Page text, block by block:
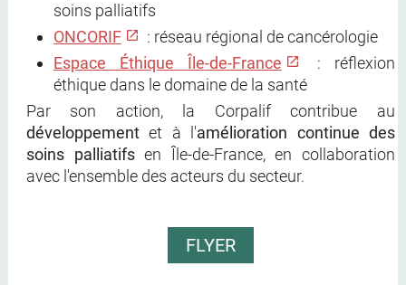
soins palliatifs
ONCORIF
: réseau régional de cancérologie
Espace Éthique Île-de-France
: réflexion
éthique dans le domaine de la santé
Par son action, la Corpalif contribue au
développementet à l'amélioration continue des
soins palliatifsen Île-de-France, en collaboration
avec l'ensemble des acteurs du secteur.
FLYER